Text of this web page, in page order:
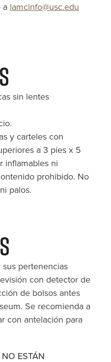
a lamcinfo@usc.edu
sin lentes
y carteles con
a 3 pies x 5
inflamables ni
prohibido. No
palos.
pertenencias
con detector de
de bolsos antes
Se recomienda a
con antelación para
ESTÁN